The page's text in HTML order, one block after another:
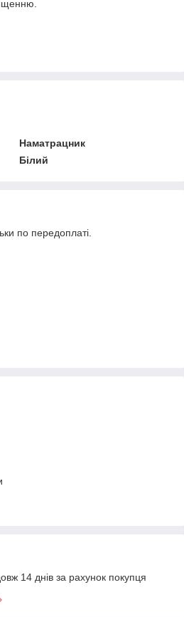
Наматрацник
Білий
по передоплаті.
14 днів за рахунок покупця